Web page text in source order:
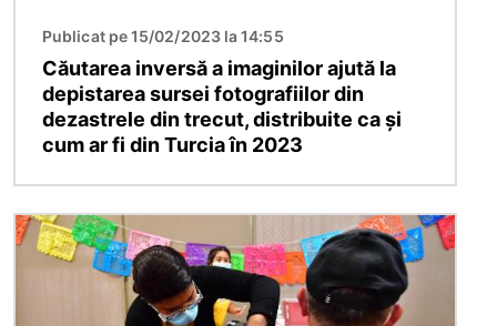
Publicat pe 15/02/2023 la 14:55
Căutarea inversă a imaginilor ajută la
depistarea sursei fotografiilor din
dezastrele din trecut, distribuite ca și
cum ar fi din Turcia în 2023
Imagine